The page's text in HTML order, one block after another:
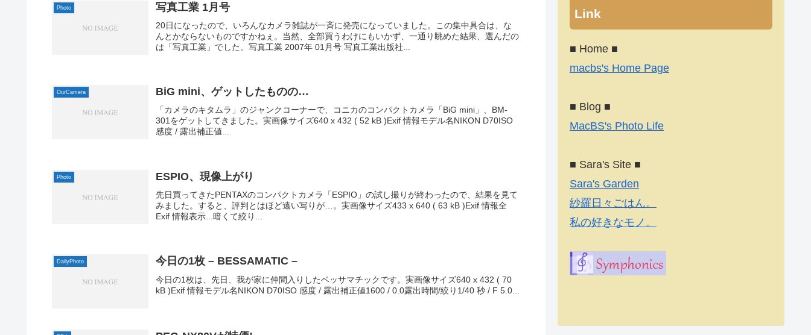
Photo 写真工業 1月号
20日になったので、いろんなカメラ雑誌が一斉に発売になっていました。この集中具合は、な
んとかならないものですかねぇ。当然、全部買うわけにもいかず、一通り眺めた結果、選んだの
は「写真工業」でした。写真工業 2007年 01月号 写真工業出版社...
OurCamera BiG mini、ゲットしたものの…
「カメラのキタムラ」のジャンクコーナーで、コニカのコンパクトカメラ「BiG mini」、BM-
301をゲットしてきました。実画像サイズ640 x 432 ( 52 kB )Exif 情報モデル名NIKON D70ISO
感度 / 露出補正値...
Photo ESPIO、現像上がり
先日買ってきたPENTAXのコンパクトカメラ「ESPIO」の試し撮りが終わったので、結果を見て
みました。すると、評判とはほど遠い写りが…。実画像サイズ433 x 640 ( 63 kB )Exif 情報全
Exif 情報表示...暗くて絞り...
DailyPhoto 今日の1枚 – BESSAMATIC –
今日の1枚は、先日、我が家に仲間入りしたベッサマチックです。実画像サイズ640 x 432 ( 70
kB )Exif 情報モデル名NIKON D70ISO 感度 / 露出補正値1600 / 0.0露出時間/絞り1/40 秒 / F 5.0...
Link
■ Home ■
macbs's Home Page
■ Blog ■
MacBS's Photo Life
■ Sara's Site ■
Sara's Garden
紗羅日々ごはん。
私の好きなモノ。